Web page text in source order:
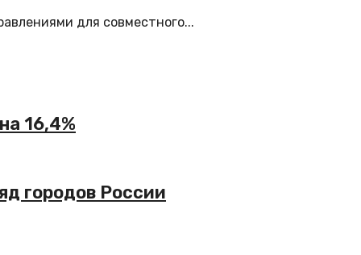
для совместного...
16,4%
городов России